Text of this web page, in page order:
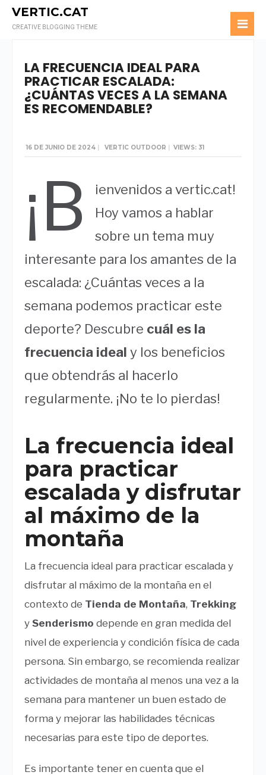
VERTIC.CAT
CREATIVE BLOGGING THEME
LUISGTMO@YAHOO.ES
LA FRECUENCIA IDEAL PARA
PRACTICAR ESCALADA:
¿CUÁNTAS VECES A LA SEMANA
ES RECOMENDABLE?
16 DE JUNIO DE 2024 | VERTIC OUTDOOR | VIEWS: 31
¡B
ienvenidos a vertic.cat!
Hoy vamos a hablar
sobre un tema muy
interesante para los amantes de la
escalada: ¿Cuántas veces a la
semana podemos practicar este
deporte? Descubre cuál es la
frecuencia ideal y los beneficios
que obtendrás al hacerlo
regularmente. ¡No te lo pierdas!
La frecuencia ideal
para practicar
escalada y disfrutar
al máximo de la
montaña
La frecuencia ideal para practicar escalada y
disfrutar al máximo de la montaña en el
contexto de Tienda de Montaña, Trekking
y Senderismo depende en gran medida del
nivel de experiencia y condición física de cada
persona. Sin embargo, se recomienda realizar
actividades de montaña al menos una vez a la
semana para mantener un buen estado de
forma y mejorar las habilidades técnicas
necesarias para este tipo de deportes.
Es importante tener en cuenta que el